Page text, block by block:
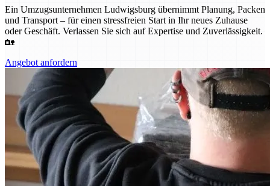
Ein Umzugsunternehmen Ludwigsburg übernimmt Planung, Packen
und Transport – für einen stressfreien Start in Ihr neues Zuhause
oder Geschäft. Verlassen Sie sich auf Expertise und Zuverlässigkeit.
🏡
Angebot anfordern